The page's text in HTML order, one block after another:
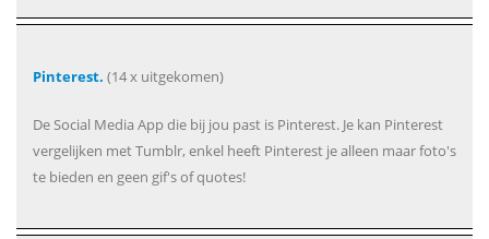
Pinterest. (14 x uitgekomen)
De Social Media App die bij jou past is Pinterest. Je kan Pinterest
vergelijken met Tumblr, enkel heeft Pinterest je alleen maar foto's
te bieden en geen gif's of quotes!